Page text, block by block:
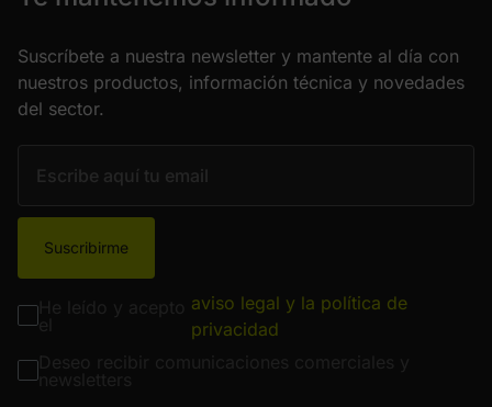
Suscríbete a nuestra newsletter y mantente al día con
nuestros productos, información técnica y novedades
del sector.
Suscribirme
aviso legal y la política de
privacidad